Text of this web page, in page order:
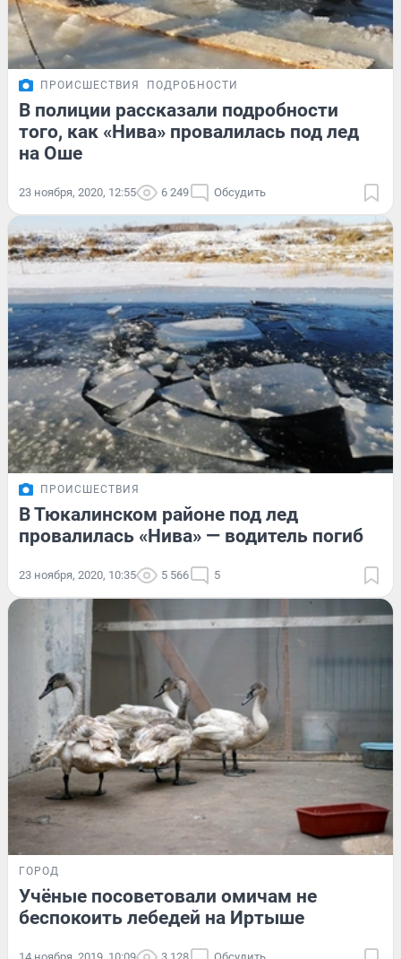
ПРОИСШЕСТВИЯ ПОДРОБНОСТИ
В полиции рассказали подробности
того, как «Нива» провалилась под лед
на Оше
23 ноября, 2020, 12:55 6 249 Обсудить
ПРОИСШЕСТВИЯ
В Тюкалинском районе под лед
провалилась «Нива» — водитель погиб
23 ноября, 2020, 10:35 5 566 5
ГОРОД
Учёные посоветовали омичам не
беспокоить лебедей на Иртыше